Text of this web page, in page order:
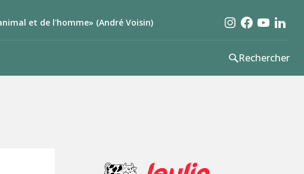
et de l'homme» (André Voisin)
Rechercher